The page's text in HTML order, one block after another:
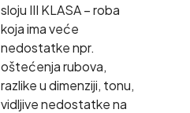
sloju III KLASA – roba
koja ima veće
nedostatke npr.
oštećenja rubova,
razlike u dimenziji, tonu,
vidljive nedostatke na